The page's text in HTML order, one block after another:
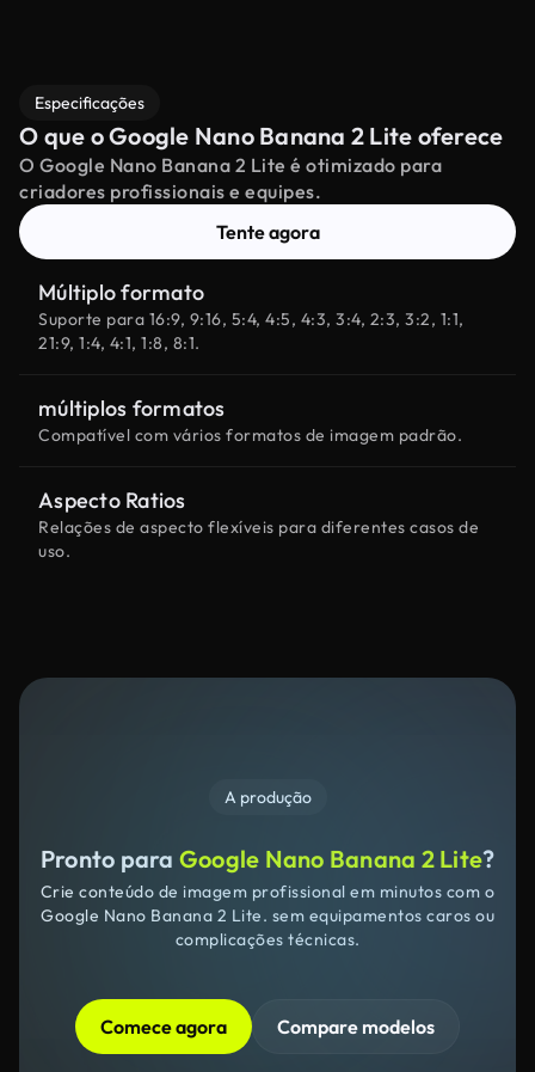
Especificações
O que o Google Nano Banana 2 Lite oferece
O Google Nano Banana 2 Lite é otimizado para
criadores profissionais e equipes.
Tente agora
Múltiplo formato
Suporte para 16:9, 9:16, 5:4, 4:5, 4:3, 3:4, 2:3, 3:2, 1:1,
21:9, 1:4, 4:1, 1:8, 8:1.
múltiplos formatos
Compatível com vários formatos de imagem padrão.
Aspecto Ratios
Relações de aspecto flexíveis para diferentes casos de
uso.
A produção
Pronto para Google Nano Banana 2 Lite?
Crie conteúdo de imagem profissional em minutos com o
Google Nano Banana 2 Lite. sem equipamentos caros ou
complicações técnicas.
Comece agora Compare modelos